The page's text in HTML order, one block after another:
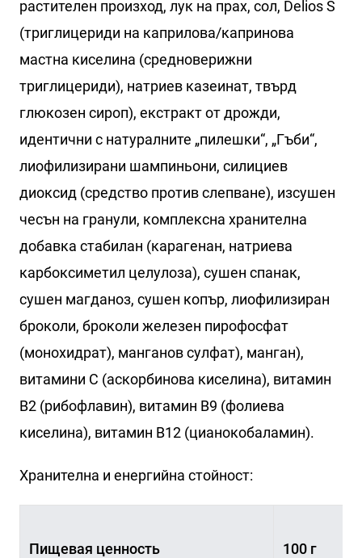
растителен произход, лук на прах, сол, Delios S
(триглицериди на каприлова/капринова
мастна киселина (средноверижни
триглицериди), натриев казеинат, твърд
глюкозен сироп), екстракт от дрожди,
идентични с натуралните „пилешки“, „Гъби“,
лиофилизирани шампиньони, силициев
диоксид (средство против слепване), изсушен
чесън на гранули, комплексна хранителна
добавка стабилан (карагенан, натриева
карбоксиметил целулоза), сушен спанак,
сушен магданоз, сушен копър, лиофилизиран
броколи, броколи железен пирофосфат
(монохидрат), манганов сулфат), манган),
витамини С (аскорбинова киселина), витамин
В2 (рибофлавин), витамин В9 (фолиева
киселина), витамин В12 (цианокобаламин).
Хранителна и енергийна стойност:
Пищевая ценность 100 г